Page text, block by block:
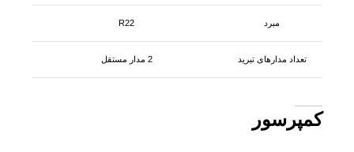
مبرد R22
تعداد مدارهای تبرید 2 مدار مستقل
کمپرسور